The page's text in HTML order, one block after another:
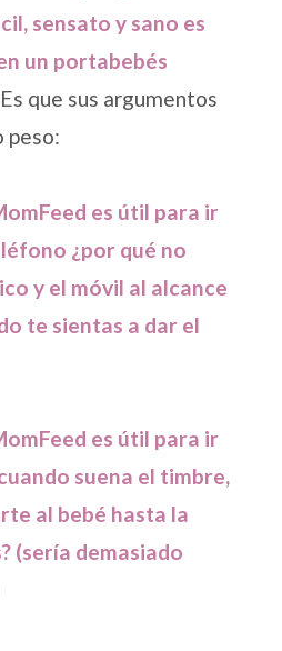
sensato y sano es
un portabebés
que sus argumentos
peso:
es útil para ir
¿por qué no
y el móvil al alcance
te sientas a dar el
es útil para ir
suena el timbre,
al bebé hasta la
(sería demasiado